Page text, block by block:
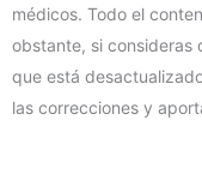
médicos. Todo el
obstante, si
que está
las correcciones y